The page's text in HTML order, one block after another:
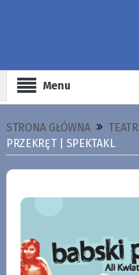
Menu
STRONA GŁÓWNA TEATR
PRZEKRĘT | SPEKTAKL